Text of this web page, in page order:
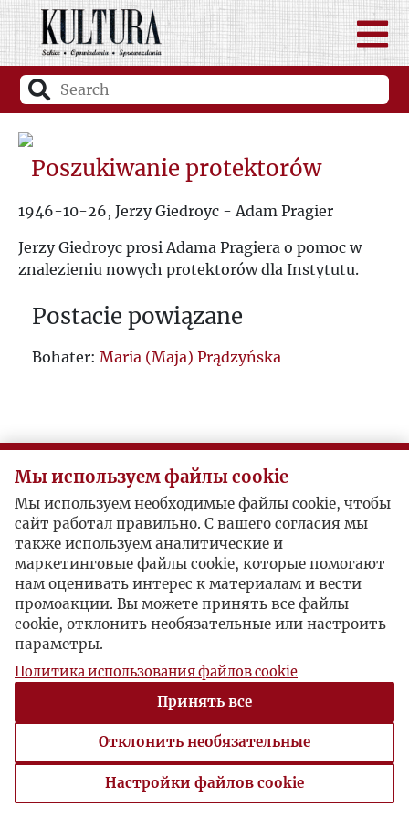
Poszukiwanie protektorów
1946-10-26, Jerzy Giedroyc - Adam Pragier
Jerzy Giedroyc prosi Adama Pragiera o pomoc w
znalezieniu nowych protektorów dla Instytutu.
Postacie powiązane
Bohater: Maria (Maja) Prądzyńska
Мы используем файлы cookie
Мы используем необходимые файлы cookie, чтобы
сайт работал правильно. С вашего согласия мы
также используем аналитические и
маркетинговые файлы cookie, которые помогают
нам оценивать интерес к материалам и вести
промоакции. Вы можете принять все файлы
cookie, отклонить необязательные или настроить
параметры.
Политика использования файлов cookie
Принять все
Отклонить необязательные
Настройки файлов cookie
Настройки файлов cookie